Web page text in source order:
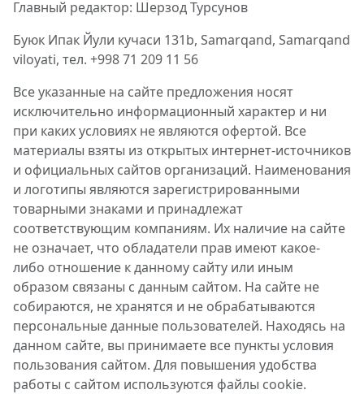
Главный редактор: Шерзод Турсунов
Буюк Ипак Йули кучаси 131b, Samarqand, Samarqand
viloyati, тел. +998 71 209 11 56
Все указанные на сайте предложения носят
исключительно информационный характер и ни
при каких условиях не являются офертой. Все
материалы взяты из открытых интернет-источников
и официальных сайтов организаций. Наименования
и логотипы являются зарегистрированными
товарными знаками и принадлежат
соответствующим компаниям. Их наличие на сайте
не означает, что обладатели прав имеют какое-
либо отношение к данному сайту или иным
образом связаны с данным сайтом. На сайте не
собираются, не хранятся и не обрабатываются
персональные данные пользователей. Находясь на
данном сайте, вы принимаете все пункты условия
пользования сайтом. Для повышения удобства
работы с сайтом используются файлы cookie.